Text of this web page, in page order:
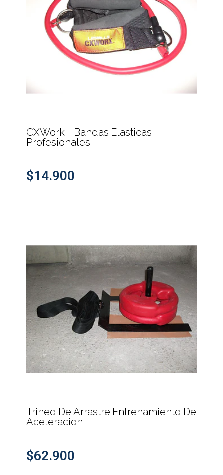
CXWork - Bandas Elasticas
Profesionales
$14.900
Trineo De Arrastre Entrenamiento De
Aceleracion
$62.900